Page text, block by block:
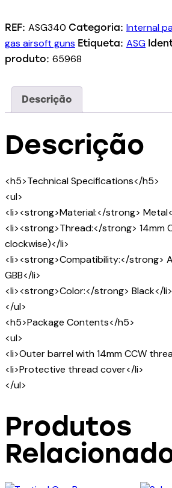
REF: ASG340 Categoria: Internal
gas airsoft guns Etiqueta: ASG
produto: 65968
Descrição
Descrição
<h5>Technical Specifications</h5>
<ul>
<li><strong>Material:</strong>
<li><strong>Thread:</strong> 14mm
clockwise)</li>
<li><strong>Compatibility:</strong>
GBB</li>
<li><strong>Color:</strong> Black</li>
</ul>
<h5>Package Contents</h5>
<ul>
<li>Outer barrel with 14mm CCW
<li>Protective thread cover</li>
</ul>
Produtos